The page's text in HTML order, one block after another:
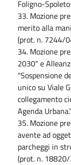
Foligno-
33. Mozione
merito alla
(prot. n. 7244/
34. Mozione
2030" e
"Sospensione
unico su Viale
collegamento
Agenda
35. Mozione
avente ad
parcheggi in
(prot. n.